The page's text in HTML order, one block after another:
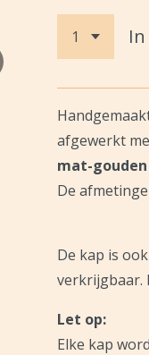
afgewerkt
mat-
De
De kap is
verkrijgbaar.
Let op:
Elke kap